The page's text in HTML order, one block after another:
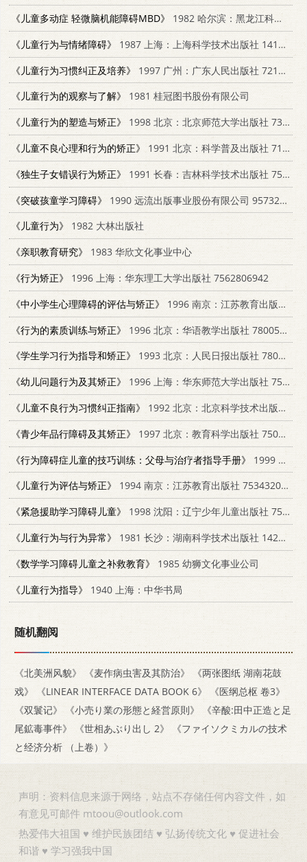
《儿童多动症 轻微脑机能障碍MBD》
1982 哈尔滨：黑龙江科学技术出版社 14217·032
《儿童行为与情绪障碍》
1987 上海：上海科学技术出版社 14119·1888
《儿童行为习惯纠正及培养》
1997 广州：广东人民出版社 7218023436
《儿童行为的观察与了解》
1981 桂冠图书股份有限公司
《儿童行为的塑造与矫正》
1998 北京：北京师范大学出版社 730304678X
《儿童不良心理和行为的矫正》
1991 北京：科学普及出版社 7110021459
《独生子女错误行为矫正》
1991 长春：吉林科学技术出版社 7538407782
《突破孩童学习障碍》
1990 远流出版事业股份有限公司 9573202743
《儿童行为》
1982 大林出版社
《亲职教育研究》
1983 华欣文化事业中心
《行为矫正》
1996 上海：华东理工大学出版社 7562806942
《中小学生心理障碍的评估与矫正》
1996 南京：江苏教育出版社 7534335256
《行为的素质训练与矫正》
1996 北京：华语教学出版社 7800525023
《学生学习行为指导和矫正》
1993 北京：人民日报出版社 7800023907
《幼儿问题行为及其矫正》
1996 上海：华东师范大学出版社 7561715846
《儿童不良行为习惯纠正指南》
1992 北京：北京科学技术出版社 7530111519
《青少年品行障碍及其矫正》
1997 北京：教育科学出版社 7504117331
《行为障碍症儿童的技巧训练：父母与治疗者指导手册》
1999 心理出版社 9577023096
《儿童行为评估与矫正》
1994 南京：江苏教育出版社 7534320747
《紧急援助学习障碍儿童》
1998 沈阳：辽宁少年儿童出版社 7531528924
《儿童行为与行为异常》
1981 长沙：湖南科学技术出版社 14204·36
《数学学习障碍儿童之补救教育》
1985 幼狮文化事业公司
《儿童行为指导》
1940 上海：中华书局
随机翻阅
《北美洲风貌》 《麦作病虫害及其防治》
《两张图纸 湖南花鼓
戏》
《LINEAR INTERFACE DATA BOOK 6》
《医纲总枢 卷3》
《双鬟记》
《小売り業の形態と経営原則》
《辛酸:田中正造と足
尾鉱毒事件》
《世相あぶり出し 2》
《ファイソクミカルの技术
と经济分析 （上卷）》
声明：资料信息来源于网络，站点不存储任何内容文件，如
有意见可邮件 mtoou@outlook.com
热爱伟大祖国 ♥ 维护民族团结 ♥ 弘扬传统文化 ♥ 促进社会
和谐 ♥ 学习强我中国